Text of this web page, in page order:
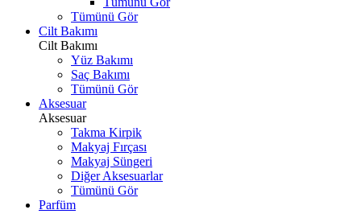
Tümünü Gör
Cilt Bakımı
Cilt Bakımı
Yüz Bakımı
Saç Bakımı
Tümünü Gör
Aksesuar
Aksesuar
Takma Kirpik
Makyaj Fırçası
Makyaj Süngeri
Diğer Aksesuarlar
Tümünü Gör
Parfüm